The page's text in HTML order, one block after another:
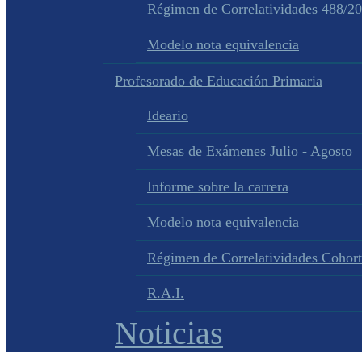
Régimen de Correlatividades 488/
Modelo nota equivalencia
Profesorado de Educación Primaria
Ideario
Mesas de Exámenes Julio - Agosto
Informe sobre la carrera
Modelo nota equivalencia
Régimen de Correlatividades
R.A.I.
Noticias